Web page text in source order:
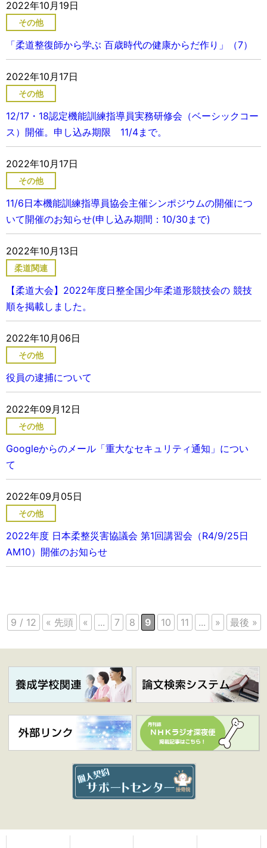
2022年10月19日
その他
「柔道整復師から学ぶ 百歳時代の健康からだ作り」（7）
2022年10月17日
その他
12/17・18認定機能訓練指導員実務研修会（ベーシックコー
ス）開催。申し込み期限 11/4まで。
2022年10月17日
その他
11/6日本機能訓練指導員協会主催シンポジウムの開催につ
いて開催のお知らせ(申し込み期間：10/30まで)
2022年10月13日
柔道関連
【柔道大会】2022年度日整全国少年柔道形競技会の 競技
順を掲載しました。
2022年10月06日
その他
役員の逮捕について
2022年09月12日
その他
Googleからのメール「重大なセキュリティ通知」につい
て
2022年09月05日
その他
2022年度 日本柔整災害協議会 第1回講習会（R4/9/25日
AM10）開催のお知らせ
9 / 12 « 先頭 « ... 7 8 9 10 11 ... » 最後 »